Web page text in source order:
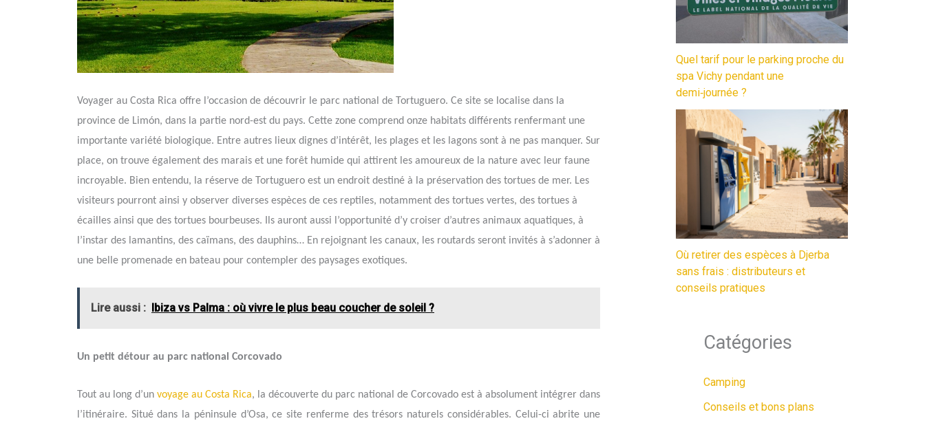
Voyager au Costa Rica offre l’occasion de découvrir le parc national de Tortuguero. Ce site se localise dans la
province de Limón, dans la partie nord-est du pays. Cette zone comprend onze habitats différents renfermant une
importante variété biologique. Entre autres lieux dignes d’intérêt, les plages et les lagons sont à ne pas manquer. Sur
place, on trouve également des marais et une forêt humide qui attirent les amoureux de la nature avec leur faune
incroyable. Bien entendu, la réserve de Tortuguero est un endroit destiné à la préservation des tortues de mer. Les
visiteurs pourront ainsi y observer diverses espèces de ces reptiles, notamment des tortues vertes, des tortues à
écailles ainsi que des tortues bourbeuses. Ils auront aussi l’opportunité d’y croiser d’autres animaux aquatiques, à
l’instar des lamantins, des caïmans, des dauphins… En rejoignant les canaux, les routards seront invités à s’adonner à
une belle promenade en bateau pour contempler des paysages exotiques.
Lire aussi : Ibiza vs Palma : où vivre le plus beau coucher de soleil ?
Un petit détour au parc national Corcovado
Tout au long d’un voyage au Costa Rica, la découverte du parc national de Corcovado est à absolument intégrer dans
l’itinéraire. Situé dans la péninsule d’Osa, ce site renferme des trésors naturels considérables. Celui-ci abrite une
Quel tarif pour le parking proche du
spa Vichy pendant une
demi‑journée ?
Où retirer des espèces à Djerba
sans frais : distributeurs et
conseils pratiques
Catégories
Camping
Conseils et bons plans